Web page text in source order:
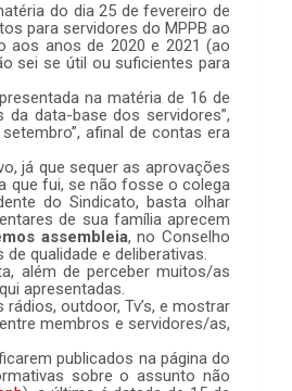
do dia 25 de fevereiro de
para servidores do MPPB ao
aos anos de 2020 e 2021 (ao
sei se útil ou suficientes para
na matéria de 16 de
da data-base dos servidores”,
afinal de contas era
já que sequer as aprovações
que fui, se não fosse o colega
do Sindicato, basta olhar
de sua família aprecem
assembleia, no Conselho
qualidade e deliberativas.
além de perceber muitos/as
apresentadas.
outdoor, Tv’s, e mostrar
membros e servidores/as,
publicados na página do
sobre o assunto não